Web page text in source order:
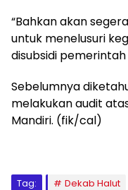
“Bahkan akan
untuk menelusuri
disubsidi
Sebelumnya
melakukan audit
Mandiri. (fik/cal)
Tag: Dekab Halut